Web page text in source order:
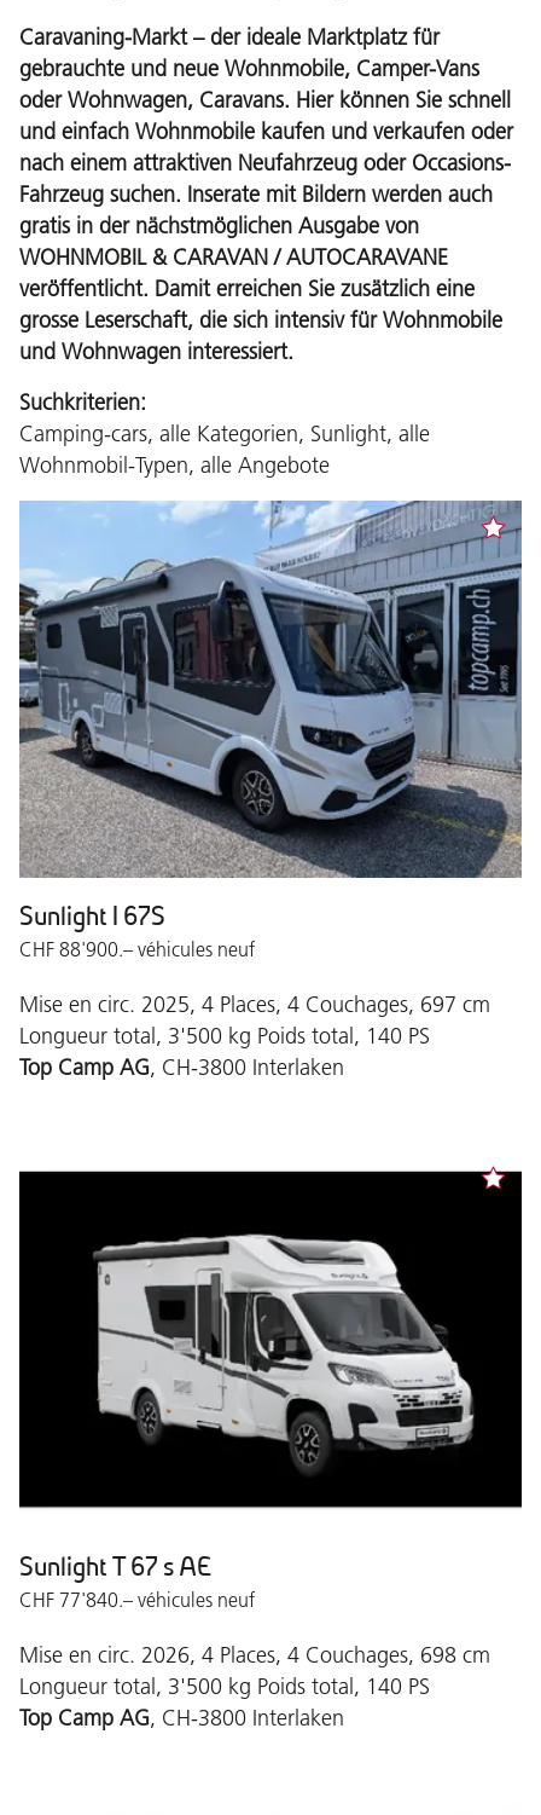
Caravaning-Markt – der ideale Marktplatz für
gebrauchte und neue Wohnmobile, Camper-Vans
oder Wohnwagen, Caravans. Hier können Sie schnell
und einfach Wohnmobile kaufen und verkaufen oder
nach einem attraktiven Neufahrzeug oder Occasions-
Fahrzeug suchen. Inserate mit Bildern werden auch
gratis in der nächstmöglichen Ausgabe von
WOHNMOBIL & CARAVAN / AUTOCARAVANE
veröffentlicht. Damit erreichen Sie zusätzlich eine
grosse Leserschaft, die sich intensiv für Wohnmobile
und Wohnwagen interessiert.
Suchkriterien:
Camping-cars, alle Kategorien, Sunlight, alle
Wohnmobil-Typen, alle Angebote
Sunlight I 67S
CHF 88'900.– véhicules neuf
Mise en circ. 2025, 4 Places, 4 Couchages, 697 cm
Longueur total, 3'500 kg Poids total, 140 PS
Top Camp AG, CH-3800 Interlaken
Sunlight T 67 s AE
CHF 77'840.– véhicules neuf
Mise en circ. 2026, 4 Places, 4 Couchages, 698 cm
Longueur total, 3'500 kg Poids total, 140 PS
Top Camp AG, CH-3800 Interlaken